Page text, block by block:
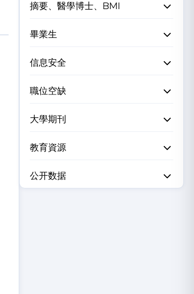
摘要、醫學博士、BMI
畢業生
信息安全
職位空缺
大學期刊
教育資源
公开数据